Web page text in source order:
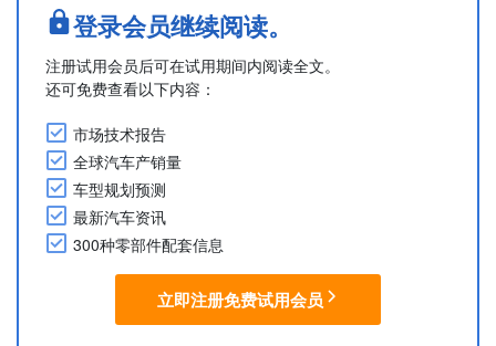
少4%。此外，该发动机可兼容生物柴油、氢化植物油
（HVO）、生物质燃料气、液化生物天然气（生物
LNG），未来还可使用绿色氢气。
登录会员继续阅读。
注册试用会员后可在试用期间内阅读全文。
还可免费查看以下内容：
市场技术报告
全球汽车产销量
车型规划预测
最新汽车资讯
300种零部件配套信息
立即注册免费试用会员